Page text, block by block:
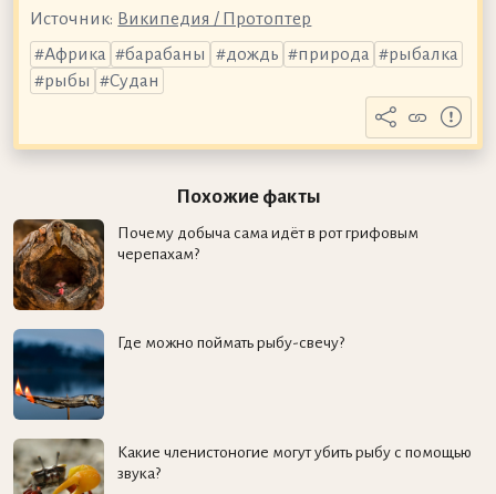
Источник: Википедия / Протоптер
Африка
барабаны дождь природа
рыбалка
рыбы
Судан
Похожие факты
Почему добыча сама идёт в рот грифовым
черепахам?
Где можно поймать рыбу-свечу?
Какие членистоногие могут убить рыбу с помощью
звука?